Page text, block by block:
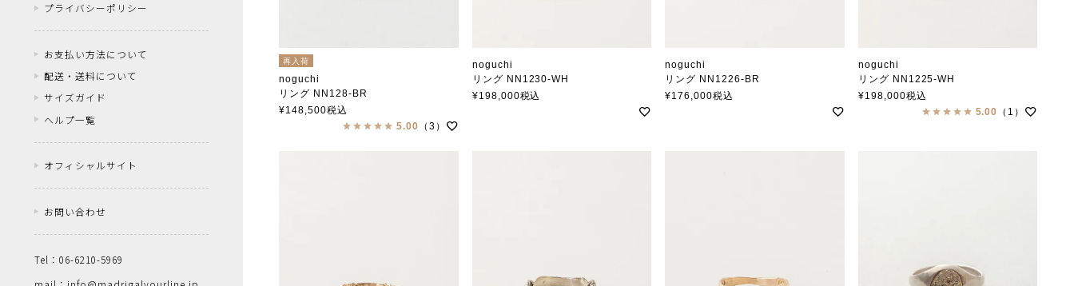
再入荷
noguchi
リング NN128-BR
ノグチ
¥148,500税込
5.00 （3）
noguchi
リング NN1230-WH
ノグチ
¥198,000税込
noguchi
リング NN1226-BR
ノグチ
¥176,000税込
noguchi
リング NN1225-WH
ノグチ
¥198,000税込
5.00 （1）
プライバシーポリシー
お支払い方法について
配送・送料について
サイズガイド
ヘルプ一覧
オフィシャルサイト
お問い合わせ
Tel：06-6210-5969